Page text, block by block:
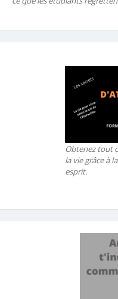
Obtenez tout
la vie grâce à
esprit.